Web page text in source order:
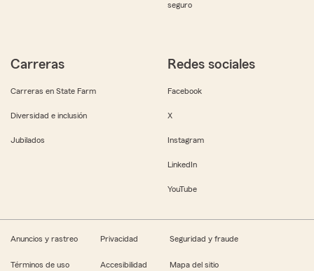
seguro
Carreras
Carreras en State Farm
Diversidad e inclusión
Jubilados
Redes sociales
Facebook
X
Instagram
LinkedIn
YouTube
Anuncios y rastreo Privacidad Seguridad y fraude
Términos de uso Accesibilidad Mapa del sitio